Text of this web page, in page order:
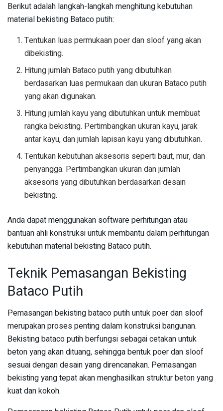
Berikut adalah langkah-langkah menghitung kebutuhan
material bekisting Bataco putih:
Tentukan luas permukaan poer dan sloof yang akan
dibekisting.
Hitung jumlah Bataco putih yang dibutuhkan
berdasarkan luas permukaan dan ukuran Bataco putih
yang akan digunakan.
Hitung jumlah kayu yang dibutuhkan untuk membuat
rangka bekisting. Pertimbangkan ukuran kayu, jarak
antar kayu, dan jumlah lapisan kayu yang dibutuhkan.
Tentukan kebutuhan aksesoris seperti baut, mur, dan
penyangga. Pertimbangkan ukuran dan jumlah
aksesoris yang dibutuhkan berdasarkan desain
bekisting.
Anda dapat menggunakan software perhitungan atau
bantuan ahli konstruksi untuk membantu dalam perhitungan
kebutuhan material bekisting Bataco putih.
Teknik Pemasangan Bekisting
Bataco Putih
Pemasangan bekisting bataco putih untuk poer dan sloof
merupakan proses penting dalam konstruksi bangunan.
Bekisting bataco putih berfungsi sebagai cetakan untuk
beton yang akan dituang, sehingga bentuk poer dan sloof
sesuai dengan desain yang direncanakan. Pemasangan
bekisting yang tepat akan menghasilkan struktur beton yang
kuat dan kokoh.